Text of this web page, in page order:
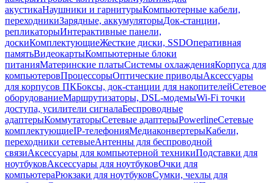
акустикаНаушники и гарнитурыКомпьютерные кабели,
переходникиЗарядные, аккумуляторыДок-станции,
репликаторыИнтерактивные панели,
доскиКомплектующиеЖесткие диски, SSDОперативная
памятьВидеокартыКомпьютерные блоки
питанияМатеринские платыСистемы охлажденияКорпуса для
компьютеровПроцессорыОптические приводыАксессуары
для корпусов ПКБоксы, док-станции для накопителейСетевое
оборудованиеМаршрутизаторы, DSL-модемыWi-Fi точки
доступа, усилители сигналаБеспроводные
адаптерыКоммутаторыСетевые адаптерыPowerlineСетевые
комплектующиеIP-телефонияМедиаконвертерыКабели,
переходники сетевыеАнтенны для беспроводной
связиАксессуары для компьютерной техникиПодставки для
ноутбуковАксессуары для ноутбуковОчки для
компьютераРюкзаки для ноутбуковСумки, чехлы для